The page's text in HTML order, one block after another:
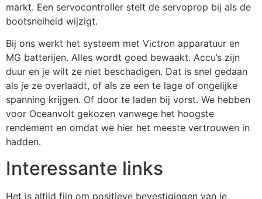
markt. Een servocontroller stelt de servoprop bij als de
bootsnelheid wijzigt.
Bij ons werkt het systeem met Victron apparatuur en
MG batterijen. Alles wordt goed bewaakt. Accu’s zijn
duur en je wilt ze niet beschadigen. Dat is snel gedaan
als je ze overlaadt, of als ze een te lage of ongelijke
spanning krijgen. Of door te laden bij vorst. We hebben
voor Oceanvolt gekozen vanwege het hoogste
rendement en omdat we hier het meeste vertrouwen in
hadden.
Interessante links
Het is altijd fijn om positieve bevestigingen van je